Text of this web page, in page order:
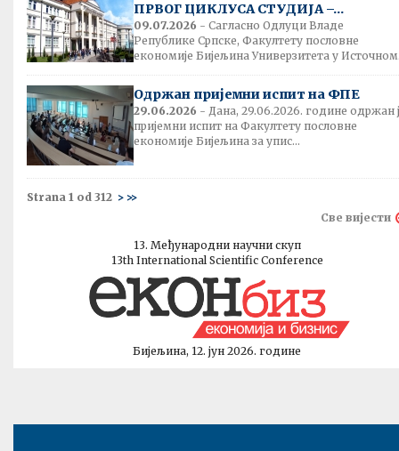
ПРВОГ ЦИКЛУСА СТУДИЈА –...
09.07.2026 - Сагласно Одлуци Владе
Републике Српске, Факултету пословне
економије Бијељина Универзитета у
Одржан пријемни испит на ФПЕ
29.06.2026 - Дана, 29.06.2026. године одржан
пријемни испит на Факултету пословне
економије Бијељина за упис...
Strana 1 od 312 > >>
Све вијести
13. Међународни научни скуп
13th International Scientific Conference
Бијељина, 12. јун 2026. године